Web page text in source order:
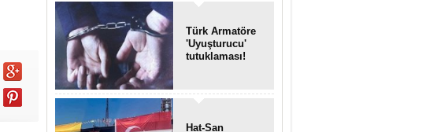
Türk Armatöre
'Uyuşturucu'
tutuklaması!
Hat-San